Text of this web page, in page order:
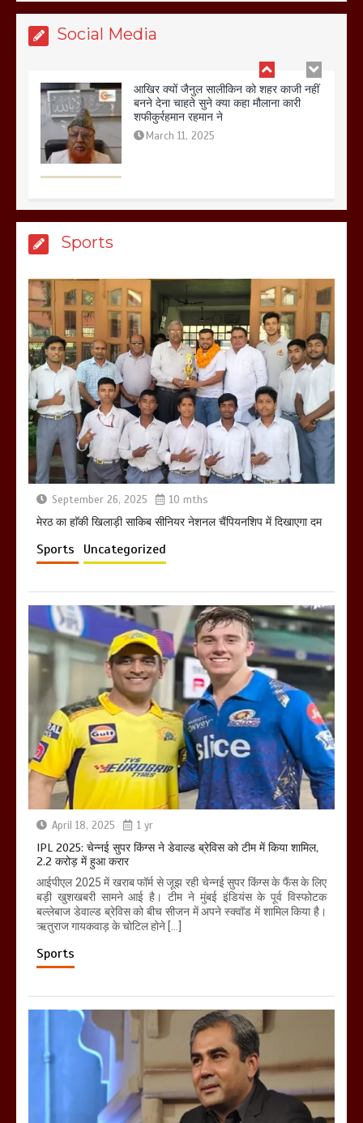
Social Media
बिजली विभाग से परेशान होकर बागपत में एक संत
ने सरकार को दी आमरण अनशन की चेतावनी
March 8, 2025
March 6, 2025
होलिका रखने पर लात मार कर होलिका को किया
तहस नहस,मोहल्ले वालों के साथ की गई गाली
गलोच ,कहा अगर रखी गई होली तो होगा खून
खराबा,
March 11, 2025
Sports
September 26, 2025 10 mths
मेरठ का हाॅकी खिलाड़ी साकिब सीनियर नेशनल चैंपियनशिप में दिखाएगा दम
Sports Uncategorized
April 18, 2025 1 yr
IPL 2025: चेन्नई सुपर किंग्स ने डेवाल्ड ब्रेविस को टीम में किया शामिल,
2.2 करोड़ में हुआ करार
आईपीएल 2025 में खराब फॉर्म से जूझ रही चेन्नई सुपर किंग्स के फैंस के लिए
बड़ी खुशखबरी सामने आई है। टीम ने मुंबई इंडियंस के पूर्व विस्फोटक
बल्लेबाज डेवाल्ड ब्रेविस को बीच सीजन में अपने स्क्वॉड में शामिल किया है।
ऋतुराज गायकवाड़ के चोटिल होने […]
Sports